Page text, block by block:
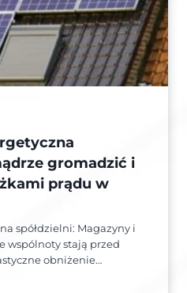
gromadzić i
prądu w
spółdzielni: Magazyny i
wspólnoty stają przed
obniżenie…